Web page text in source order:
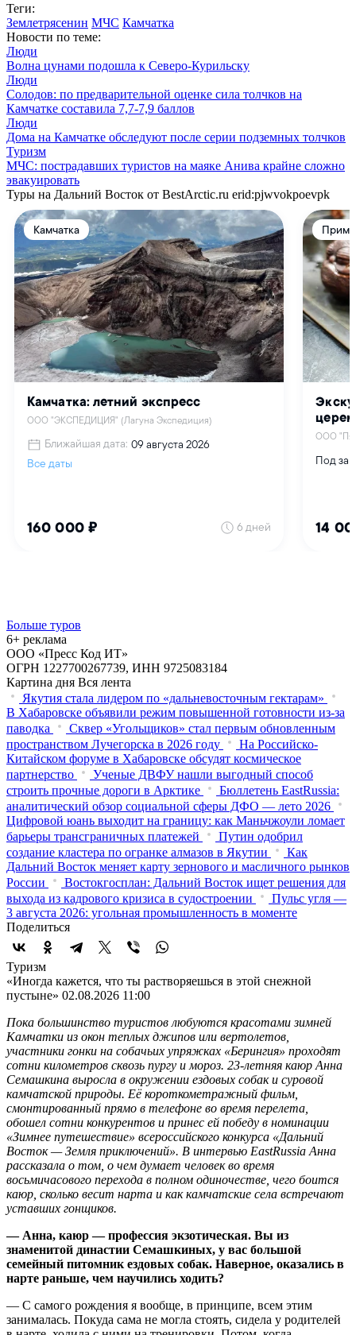
Теги:
Землетрясенин МЧС Камчатка
Новости по теме:
Люди
Волна цунами подошла к Северо-Курильску
Люди
Солодов: по предварительной оценке сила толчков на
Камчатке составила 7,7-7,9 баллов
Люди
Дома на Камчатке обследуют после серии подземных толчков
Туризм
МЧС: пострадавших туристов на маяке Анива крайне сложно
эвакуировать
Туры на Дальний Восток от BestArctic.ru erid:pjwvokpoevpk
Больше туров
6+ реклама
ООО «Пресс Код ИТ»
ОГРН 1227700267739, ИНН 9725083184
Картина дня Вся лента
Якутия стала лидером по «дальневосточным гектарам»
В Хабаровске объявили режим повышенной готовности из‑за
паводка
Сквер «Угольщиков» стал первым обновленным
пространством Лучегорска в 2026 году
На Российско-
Китайском форуме в Хабаровске обсудят космическое
партнерство
Ученые ДВФУ нашли выгодный способ
строить прочные дороги в Арктике
Бюллетень EastRussia:
аналитический обзор социальной сферы ДФО — лето 2026
Цифровой юань выходит на границу: как Маньчжоули ломает
барьеры трансграничных платежей
Путин одобрил
создание кластера по огранке алмазов в Якутии
Как
Дальний Восток меняет карту зернового и масличного рынков
России
Востокгосплан: Дальний Восток ищет решения для
выхода из кадрового кризиса в судостроении
Пульс угля —
3 августа 2026: угольная промышленность в моменте
Поделиться
Туризм
«Иногда кажется, что ты растворяешься в этой снежной
пустыне» 02.08.2026 11:00
Пока большинство туристов любуются красотами зимней
Камчатки из окон теплых джипов или вертолетов,
участники гонки на собачьих упряжках «Берингия» проходят
сотни километров сквозь пургу и мороз. 23-летняя каюр Анна
Семашкина выросла в окружении ездовых собак и суровой
камчатской природы. Её короткометражный фильм,
смонтированный прямо в телефоне во время перелета,
обошел сотни конкурентов и принес ей победу в номинации
«Зимнее путешествие» всероссийского конкурса «Дальний
Восток — Земля приключений». В интервью EastRussia Анна
рассказала о том, о чем думает человек во время
восьмичасового перехода в полном одиночестве, чего боится
каюр, сколько весит нарта и как камчатские села встречают
уставших гонщиков.
— Анна, каюр — профессия экзотическая. Вы из
знаменитой династии Семашкиных, у вас большой
семейный питомник ездовых собак. Наверное, оказались в
нарте раньше, чем научились ходить?
— С самого рождения я вообще, в принципе, всем этим
занималась. Покуда сама не могла стоять, сидела у родителей